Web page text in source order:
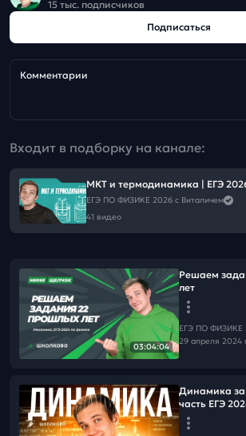
15 тыс. подписчиков
Подписаться
Комментарии
Входит в подборку на канале:
МКТ и термодинамика | ЕГЭ
ЕГЭ ПО ФИЗИКЕ 2026 с Виталичем
41 видео
03:04:04
Решаем
лет
ЕГЭ ПО ФИЗИКЕ
29 апреля 2024
Динамика за
часть ЕГЭ